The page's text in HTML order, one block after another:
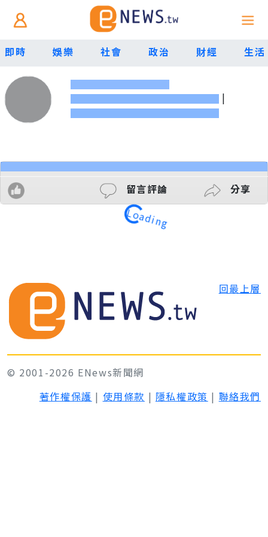
即時 娛樂 社會 政治 財經 生活
|
留言評論 分享
Loading
回最上層
© 2001-2026 ENews新聞網
著作權保護 | 使用條款 | 隱私權政策 | 聯絡我們